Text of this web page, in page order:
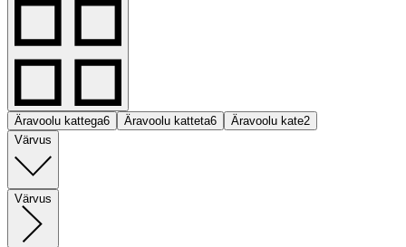
Äravoolu kattega6 Äravoolu katteta6 Äravoolu kate2
Värvus
Värvus